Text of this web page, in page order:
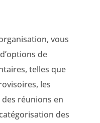
vous
de
telles que
les
réunions en
des